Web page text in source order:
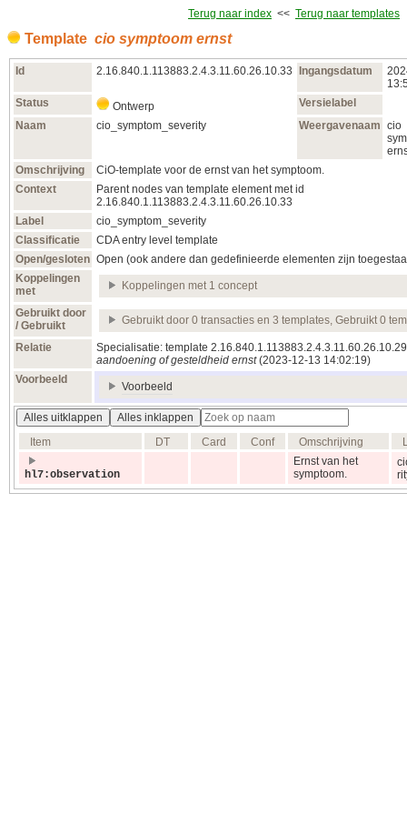
Terug naar index << Terug naar templates
Template cio symptoom ernst
Id 2.16.840.1.113883.2.4.3.11.60.26.10.33 Ingangsdatum
Status
Ontwerp
Versielabel
Naam
cio_symptom_severity Weergavenaam cio
Omschrijving
CiO-template voor de ernst van het symptoom.
Context
Parent nodes van template element met id
2.16.840.1.113883.2.4.3.11.60.26.10.33
Label
cio_symptom_severity
Classificatie
CDA entry level template
Open/gesloten Open (ook andere dan gedefinieerde elementen zijn
Koppelingen
met
Koppelingen met 1 concept
Gebruikt door
/ Gebruikt
Gebruikt door 0 transacties en 3 templates, Gebruikt 0
Relatie
Specialisatie: template
aandoening of gesteldheid ernst(2023‑12‑13 14:02:19)
Voorbeeld
Voorbeeld
Alles uitklappen
Alles inklappen
Item
DT Card Conf Omschrijving
hl7:observation
Ernst van het
symptoom.